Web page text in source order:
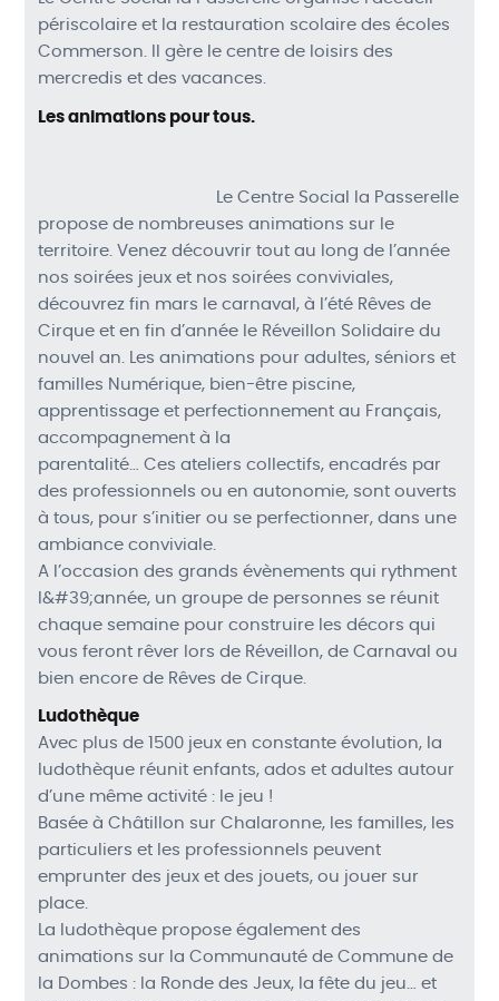
périscolaire et la restauration scolaire des écoles
Commerson. Il gère le centre de loisirs des
mercredis et des vacances.
Les animations pour tous.
Le Centre Social la Passerelle
propose de nombreuses animations sur le
territoire. Venez découvrir tout au long de l’année
nos soirées jeux et nos soirées conviviales,
découvrez fin mars le carnaval, à l’été Rêves de
Cirque et en fin d’année le Réveillon Solidaire du
nouvel an. Les animations pour adultes, séniors et
familles Numérique, bien-être piscine,
apprentissage et perfectionnement au Français,
accompagnement à la
parentalité… Ces ateliers collectifs, encadrés par
des professionnels ou en autonomie, sont ouverts
à tous, pour s’initier ou se perfectionner, dans une
ambiance conviviale.
A l’occasion des grands évènements qui rythment
l&#39;année, un groupe de personnes se réunit
chaque semaine pour construire les décors qui
vous feront rêver lors de Réveillon, de Carnaval ou
bien encore de Rêves de Cirque.
Ludothèque
Avec plus de 1500 jeux en constante évolution, la
ludothèque réunit enfants, ados et adultes autour
d’une même activité : le jeu !
Basée à Châtillon sur Chalaronne, les familles, les
particuliers et les professionnels peuvent
emprunter des jeux et des jouets, ou jouer sur
place.
La ludothèque propose également des
animations sur la Communauté de Commune de
la Dombes : la Ronde des Jeux, la fête du jeu… et